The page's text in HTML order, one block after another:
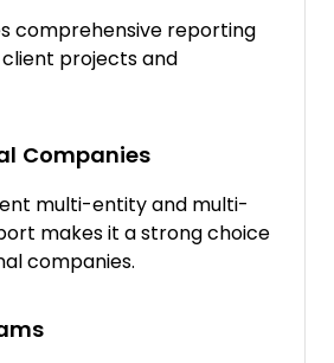
comprehensive reporting
projects and
Companies
multi-entity and multi-
makes it a strong choice
companies.